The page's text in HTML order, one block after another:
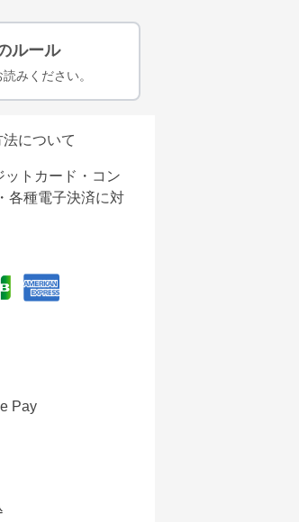
ルール
みください。
について
ットカード・コン
各種電子決済に対
Pay